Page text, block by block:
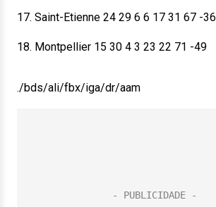
17. Saint-Etienne 24 29 6 6 17 31 67 -36
18. Montpellier 15 30 4 3 23 22 71 -49
./bds/ali/fbx/iga/dr/aam